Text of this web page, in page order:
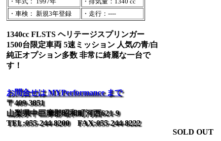
・車検： 新規3年登録
・走行：----
1340cc FLSTS ヘリテージスプリンガー
1500台限定車両 5速ミッション 人気の青/白
純正オプション多数 非常に綺麗な一台で
す！
お問合せは MYPerformance まで
〒409-3851
山梨県中巨摩郡昭和町河西621-9
TEL:055-244-8200 FAX:055-244-8222
SOLD OUT